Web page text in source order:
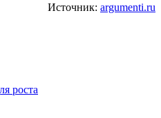
Источник: argumenti.ru
роста